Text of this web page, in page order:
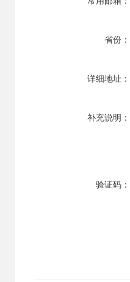
省份：
详细地址：
补充说明：
验证码：